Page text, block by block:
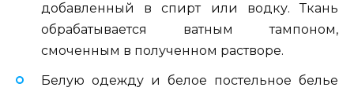
добавленный в спирт или водку. Ткань
обрабатывается ватным тампоном,
смоченным в полученном растворе.
Белую одежду и белое постельное белье